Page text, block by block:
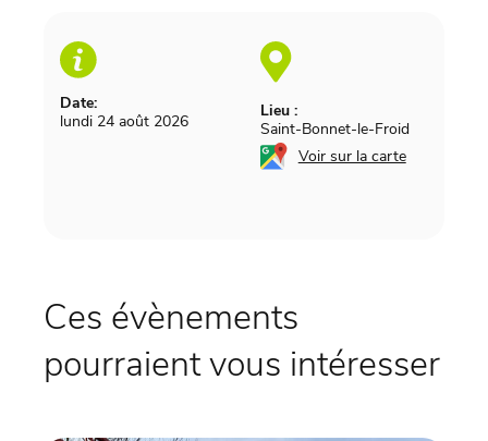
Date:
lundi 24 août 2026
Lieu :
Saint-Bonnet-le-Froid
Voir sur la carte
Ces évènements
pourraient vous intéresser